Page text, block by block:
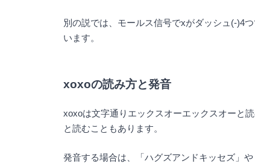
別の説では、モールス信号でxがダッシュ(-)4
います。
xoxoの読み方と発音
xoxoは文字通りエックスオーエックスオーと
と読むこともあります。
発音する場合は、「ハグズアンドキッセズ」